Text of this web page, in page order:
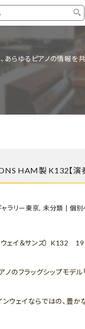
中
新
コ
あらゆるピアノの情報を
HAM製 K132【演
ャラリー東京, 未分類 |個別
ェイ＆サンズ） K132
ノのフラッグシップモデル
ウェイならではの、豊